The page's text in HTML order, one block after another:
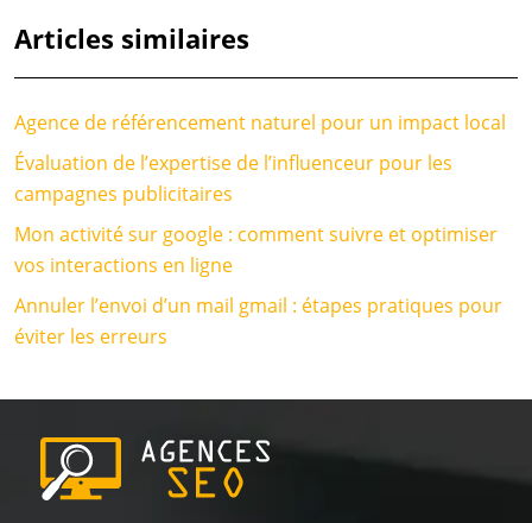
Articles similaires
Agence de référencement naturel pour un impact local
Évaluation de l’expertise de l’influenceur pour les
campagnes publicitaires
Mon activité sur google : comment suivre et optimiser
vos interactions en ligne
Annuler l’envoi d’un mail gmail : étapes pratiques pour
éviter les erreurs